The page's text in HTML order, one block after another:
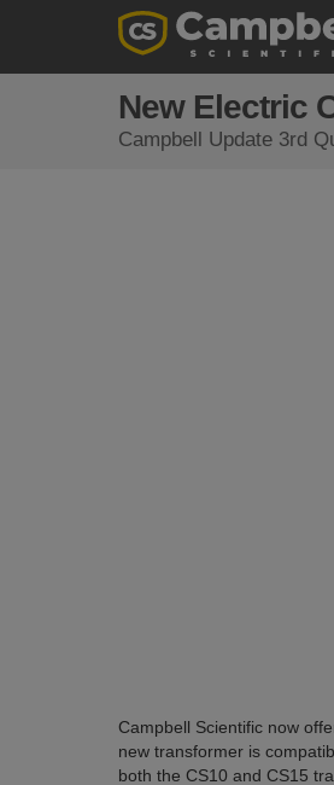
New Electric
Campbell Update 3rd
Campbell Scientific now
new transformer is
both the CS10 and CS15